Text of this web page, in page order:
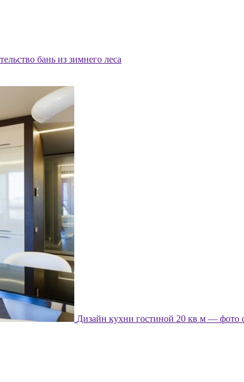
бань из зимнего леса
Дизайн кухни гостиной 20 кв м — фото